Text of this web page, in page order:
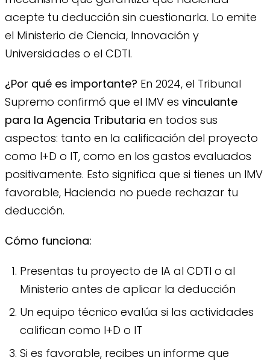
acepte tu deducción sin cuestionarla. Lo emite
el Ministerio de Ciencia, Innovación y
Universidades o el CDTI.
¿Por qué es importante? En 2024, el Tribunal
Supremo confirmó que el IMV es vinculante
para la Agencia Tributaria en todos sus
aspectos: tanto en la calificación del proyecto
como I+D o IT, como en los gastos evaluados
positivamente. Esto significa que si tienes un IMV
favorable, Hacienda no puede rechazar tu
deducción.
Cómo funciona:
Presentas tu proyecto de IA al CDTI o al
Ministerio antes de aplicar la deducción
Un equipo técnico evalúa si las actividades
califican como I+D o IT
Si es favorable, recibes un informe que